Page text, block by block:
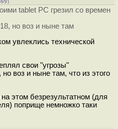
tablet PC грезил со времен
но воз и ныне там
увлеклись технической
свои "угрозы"
воз и ныне там, что из этого
этом безрезультатном (для
поприще немножко таки